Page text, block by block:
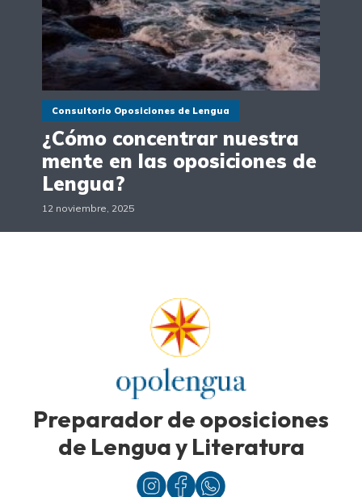
Consultorio Oposiciones de Lengua
¿Cómo concentrar nuestra
mente en las oposiciones de
Lengua?
12 noviembre, 2025
Preparador de oposiciones
de Lengua y Literatura